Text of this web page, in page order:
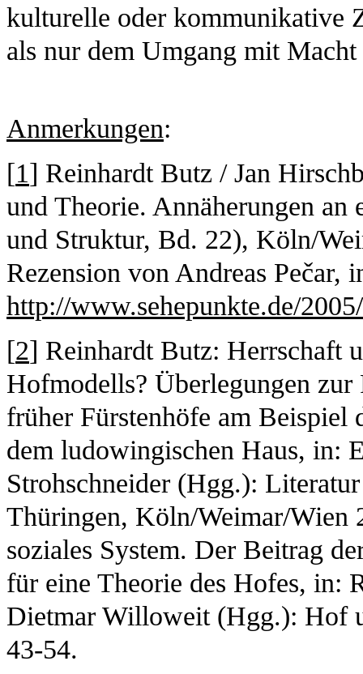
kulturelle oder kommunikative
als nur dem Umgang mit
Anmerkungen:
[1] Reinhardt Butz / Jan
und Theorie. Annäherungen an
und Struktur, Bd. 22), Köln/
Rezension von Andreas
http://www.sehepunkte.de/
[2] Reinhardt Butz: Herrschaft
Hofmodells? Überlegungen
früher Fürstenhöfe am Beispiel
dem ludowingischen Haus, in:
Strohschneider (Hgg.):
Thüringen, Köln/Weimar/Wien
soziales System. Der Beitrag
für eine Theorie des Hofes, in:
Dietmar Willoweit (Hgg.): Hof
43-54.